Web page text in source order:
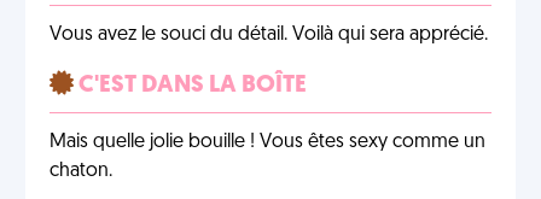
Vous avez le souci du détail. Voilà qui sera apprécié.
C'EST DANS LA BOÎTE
Mais quelle jolie bouille ! Vous êtes sexy comme un
chaton.